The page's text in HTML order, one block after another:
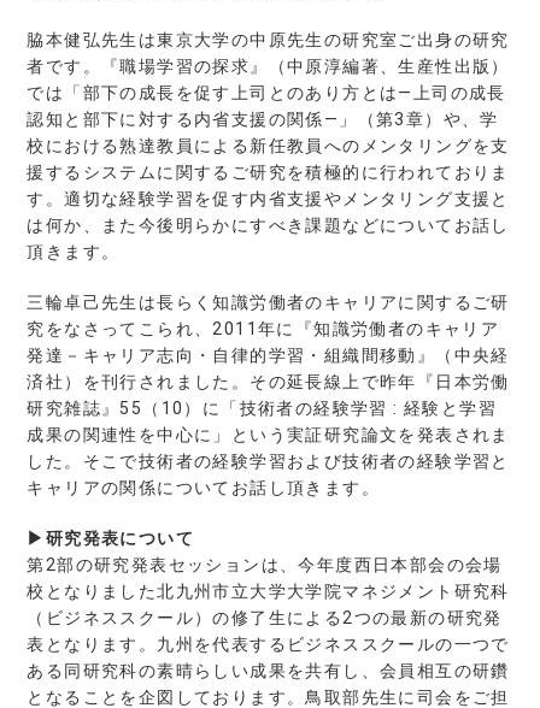
脇本健弘先生は東京大学の中原先生の研究室ご出身の研究
者です。『職場学習の探求』（中原淳編著、生産性出版）
では「部下の成長を促す上司とのあり方とは―上司の成長
認知と部下に対する内省支援の関係―」（第3章）や、学
校における熟達教員による新任教員へのメンタリングを支
援するシステムに関するご研究を積極的に行われておりま
す。適切な経験学習を促す内省支援やメンタリング支援と
は何か、また今後明らかにすべき課題などについてお話し
頂きます。
三輪卓己先生は長らく知識労働者のキャリアに関するご研
究をなさってこられ、2011年に『知識労働者のキャリア
発達－キャリア志向・自律的学習・組織間移動』（中央経
済社）を刊行されました。その延長線上で昨年『日本労働
研究雑誌』55（10）に「技術者の経験学習 : 経験と学習
成果の関連性を中心に」という実証研究論文を発表されま
した。そこで技術者の経験学習および技術者の経験学習と
キャリアの関係についてお話し頂きます。
▶研究発表について
第2部の研究発表セッションは、今年度西日本部会の会場
校となりました北九州市立大学大学院マネジメント研究科
（ビジネススクール）の修了生による2つの最新の研究発
表となります。九州を代表するビジネススクールの一つで
ある同研究科の素晴らしい成果を共有し、会員相互の研鑽
となることを企図しております。鳥取部先生に司会をご担